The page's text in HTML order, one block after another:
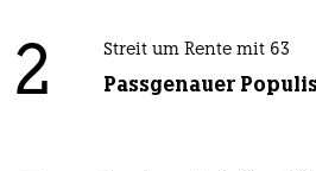
2 Streit um Rente mit 63
Passgenauer